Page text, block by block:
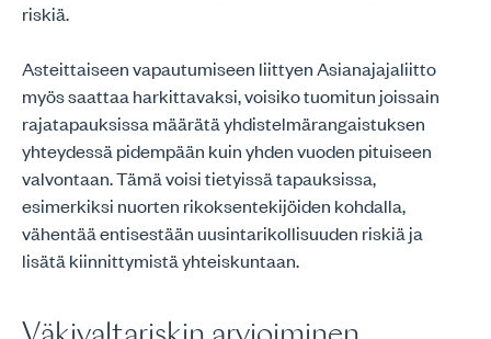
riskiä.
Asteittaiseen vapautumiseen liittyen Asianajajaliitto
myös saattaa harkittavaksi, voisiko tuomitun joissain
rajatapauksissa määrätä yhdistelmärangaistuksen
yhteydessä pidempään kuin yhden vuoden pituiseen
valvontaan. Tämä voisi tietyissä tapauksissa,
esimerkiksi nuorten rikoksentekijöiden kohdalla,
vähentää entisestään uusintarikollisuuden riskiä ja
lisätä kiinnittymistä yhteiskuntaan.